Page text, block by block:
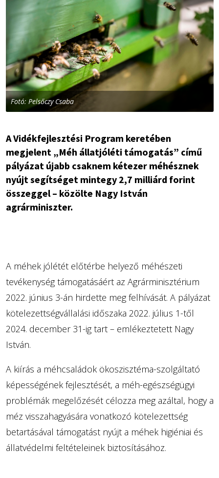
Fotó: Pelsőczy Csaba
A Vidékfejlesztési Program keretében
megjelent „Méh állatjóléti támogatás” című
pályázat újabb csaknem kétezer méhésznek
nyújt segítséget mintegy 2,7 milliárd forint
összeggel – közölte Nagy István
agrárminiszter.
A méhek jólétét előtérbe helyező méhészeti
tevékenység támogatásáért az Agrárminisztérium
2022. június 3-án hirdette meg felhívását. A pályázat
kötelezettségvállalási időszaka 2022. július 1-től
2024. december 31-ig tart – emlékeztetett Nagy
István.
A kiírás a méhcsaládok ökoszisztéma-szolgáltató
képességének fejlesztését, a méh-egészségügyi
problémák megelőzését célozza meg azáltal, hogy a
méz visszahagyására vonatkozó kötelezettség
betartásával támogatást nyújt a méhek higiéniai és
állatvédelmi feltételeinek biztosításához.